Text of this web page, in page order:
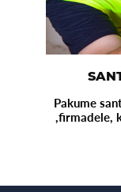
Pakume
,firmadele,